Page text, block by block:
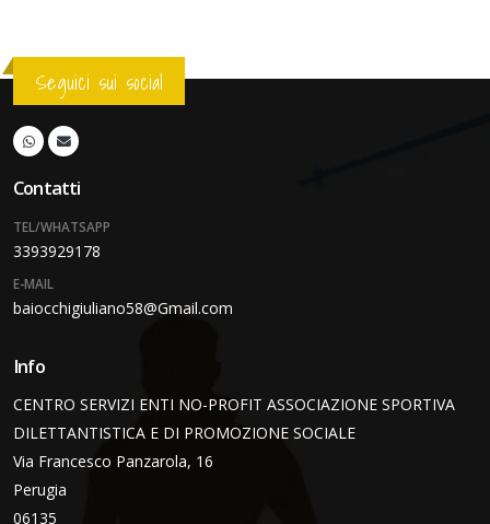
Seguici sui social
Contatti
TEL/WHATSAPP
3393929178
E-MAIL
baiocchigiuliano58@Gmail.com
Info
CENTRO SERVIZI ENTI NO-PROFIT ASSOCIAZIONE SPORTIVA
DILETTANTISTICA E DI PROMOZIONE SOCIALE
Via Francesco Panzarola, 16
Perugia
06135